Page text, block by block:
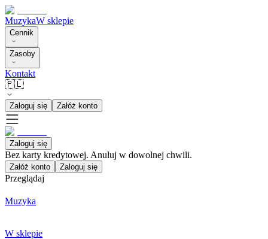
MuzykaW sklepie
Cennik
Zasoby
Kontakt
🇵🇱
Zaloguj się Załóż konto
Zaloguj się
Bez karty kredytowej. Anuluj w dowolnej chwili.
Załóż konto Zaloguj się
Przeglądaj
Muzyka
W sklepie